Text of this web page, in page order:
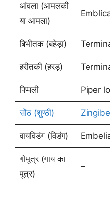
आंवला (आमलकी
या आमला)
बिभीतक (बहेड़ा)
हरीतकी (हरड़)
पिप्पली Piper
सोंठ (शुण्ठी)
वायविडंग (विडंग)
गोमूत्र (गाय का
मूत्र)
–